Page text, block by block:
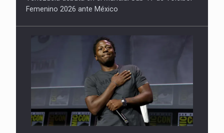
Femenino 2026 ante México